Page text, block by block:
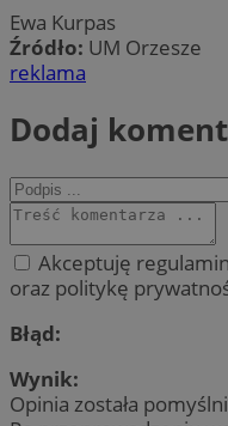
Ewa Kurpas
Źródło: UM Orzesze
reklama
Dodaj
Akceptuję
oraz politykę
Błąd:
Wynik:
Opinia została